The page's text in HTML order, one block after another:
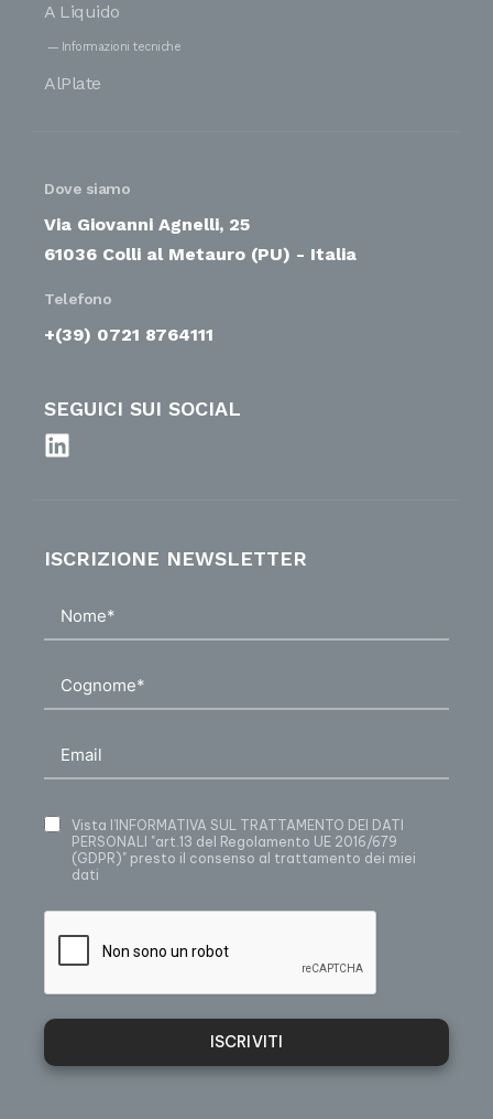
A Liquido
Informazioni tecniche
AlPlate
Dove siamo
Via Giovanni Agnelli, 25
61036 Colli al Metauro (PU) - Italia
Telefono
+(39) 0721 8764111
SEGUICI SUI SOCIAL
ISCRIZIONE NEWSLETTER
Vista l’INFORMATIVA SUL TRATTAMENTO DEI DATI
PERSONALI "art.13 del Regolamento UE 2016/679
(GDPR)" presto il consenso al trattamento dei miei
dati
ISCRIVITI